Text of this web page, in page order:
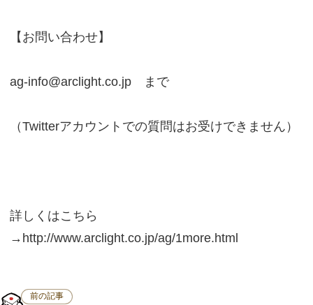
【お問い合わせ】
ag-info@arclight.co.jp まで
（Twitterアカウントでの質問はお受けできません）
詳しくはこちら
→http://www.arclight.co.jp/ag/1more.html
前の記事